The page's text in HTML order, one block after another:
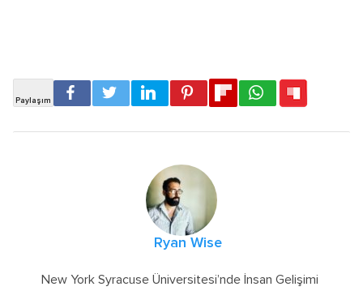
Ryan Wise
New York Syracuse Üniversitesi’nde İnsan Gelişimi